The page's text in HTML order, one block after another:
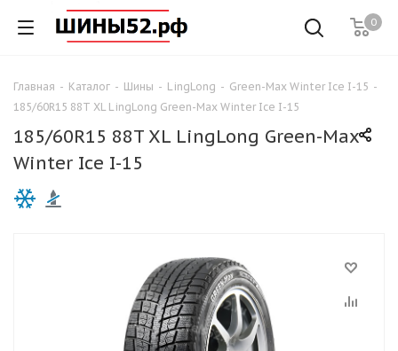
0
Главная - Каталог - Шины - LingLong - Green-Max Winter Ice I-15 -
185/60R15 88T XL LingLong Green-Max Winter Ice I-15
185/60R15 88T XL LingLong Green-Max
Winter Ice I-15